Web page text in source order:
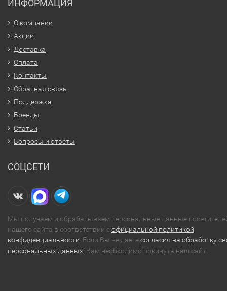
ИНФОРМАЦИЯ
О компании
Акции
Доставка
Оплата
Контакты
Обратная связь
Поддержка
Бренды
Статьи
Вопросы и ответы
СОЦСЕТИ
Мы получаем и обрабатываем персональные данные
нашего сайта в соответствии софициальной политикой
конфиденциальности . Если Вы не даетесогласия на обработку
персональных данных , Вам необходимо покинуть наш сайт.